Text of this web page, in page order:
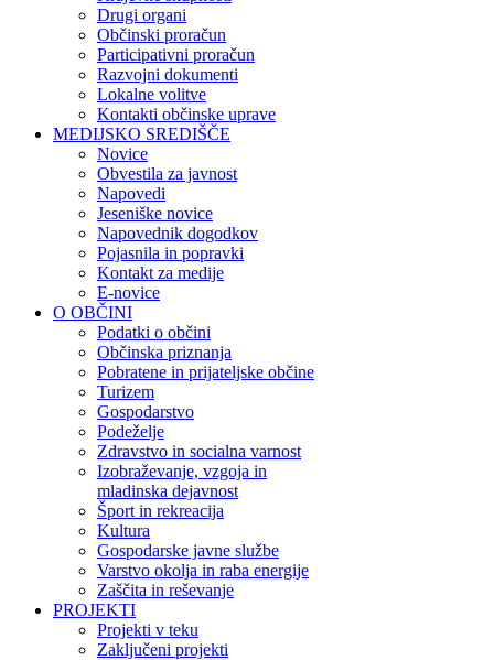
Drugi organi
Občinski proračun
Participativni proračun
Razvojni dokumenti
Lokalne volitve
Kontakti občinske uprave
MEDIJSKO SREDIŠČE
Novice
Obvestila za javnost
Napovedi
Jeseniške novice
Napovednik dogodkov
Pojasnila in popravki
Kontakt za medije
E-novice
O OBČINI
Podatki o občini
Občinska priznanja
Pobratene in prijateljske občine
Turizem
Gospodarstvo
Podeželje
Zdravstvo in socialna varnost
Izobraževanje, vzgoja in
mladinska dejavnost
Šport in rekreacija
Kultura
Gospodarske javne službe
Varstvo okolja in raba energije
Zaščita in reševanje
PROJEKTI
Projekti v teku
Zaključeni projekti